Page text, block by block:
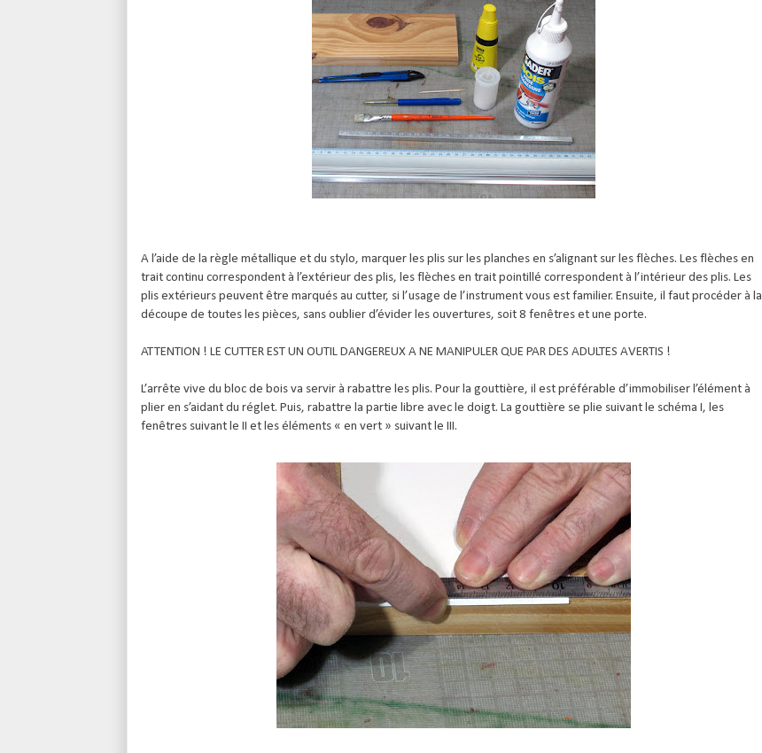
A l’aide de la règle métallique et du stylo, marquer les plis sur les planches en s’alignant sur les flèches. Les flèches en
trait continu correspondent à l’extérieur des plis, les flèches en trait pointillé correspondent à l’intérieur des plis. Les
plis extérieurs peuvent être marqués au cutter, si l’usage de l’instrument vous est familier. Ensuite, il faut procéder à la
découpe de toutes les pièces, sans oublier d’évider les ouvertures, soit 8 fenêtres et une porte.
ATTENTION ! LE CUTTER EST UN OUTIL DANGEREUX A NE MANIPULER QUE PAR DES ADULTES AVERTIS !
L’arrête vive du bloc de bois va servir à rabattre les plis. Pour la gouttière, il est préférable d’immobiliser l’élément à
plier en s’aidant du réglet. Puis, rabattre la partie libre avec le doigt. La gouttière se plie suivant le schéma I, les
fenêtres suivant le II et les éléments « en vert » suivant le III.